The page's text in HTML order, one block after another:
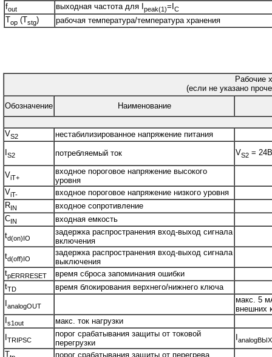
fout выходная частота для I peak(1)=I C
Top (Tstg) рабочая температура/температура хранения
Рабочие
(если не указано
Обозначение
Наименование
VS2
нестабилизированное напряжение питания
S2 потребляемый ток VS2 = 24В
ViT+
входное пороговое напряжение высокого
уровня
ViT-
входное пороговое напряжение низкого уровня
RIN
входное сопротивление
CIN
входная емкость
td(on)IO
задержка распространения вход-выход сигнала
включения
td(off)IO
задержка распространения вход-выход сигнала
выключения
tpERRRESET
время сброса запоминания ошибки
tTD
время блокирования верхнего/нижнего ключа
analogOUT
макс. 5
внешних
s1out
макс. ток нагрузки
TRIPSC
порог срабатывания защиты от токовой
перегрузки
T
порог срабатывания защиты от перегрева